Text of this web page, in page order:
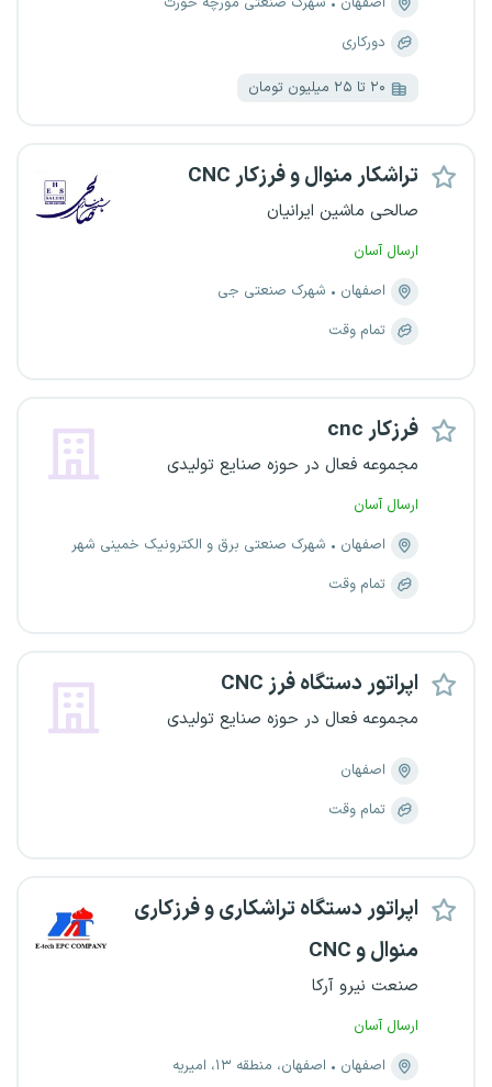
دورکاری
۲۰ تا ۲۵ میلیون تومان
تراشکار منوال و فرزکار CNC
صالحی ماشین ایرانیان
ارسال آسان
اصفهان
شهرک صنعتی جی
تمام وقت
فرزکار cnc
مجموعه فعال در حوزه صنایع تولیدی
ارسال آسان
اصفهان
شهرک صنعتی برق و الکترونیک خمینی شهر
تمام وقت
اپراتور دستگاه فرز CNC
مجموعه فعال در حوزه صنایع تولیدی
اصفهان
تمام وقت
اپراتور دستگاه تراشکاری و فرزکاری
منوال و CNC
صنعت نیرو آرکا
ارسال آسان
اصفهان
اصفهان، منطقه ۱۳، امیریه